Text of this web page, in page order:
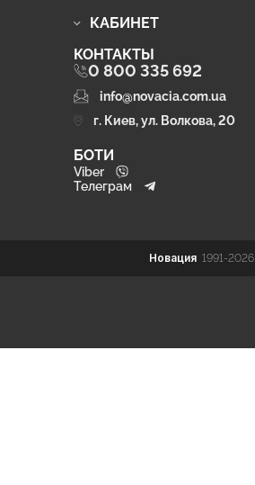
КАБИНЕТ
КОНТАКТЫ
0 800 335 692
info@novacia.com.ua
г. Киев, ул. Волкова, 20
БОТИ
Viber
Телеграм
Новация 1991-2026